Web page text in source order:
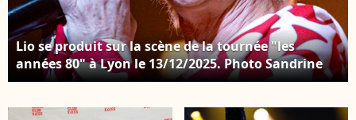
Lio se produit sur la scène de la tournée "les
années 80" à Lyon le 13/12/2025. Photo Sandrine
Thesillat / PsNewZ